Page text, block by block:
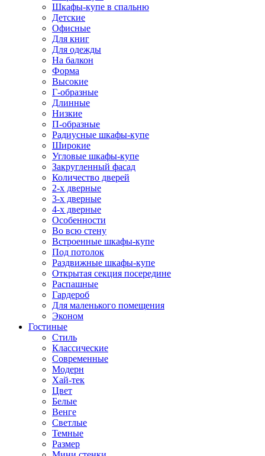
Шкафы-купе в спальню
Детские
Офисные
Для книг
Для одежды
На балкон
Форма
Высокие
Г-образные
Длинные
Низкие
П-образные
Радиусные шкафы-купе
Широкие
Угловые шкафы-купе
Закругленный фасад
Количество дверей
2-х дверные
3-х дверные
4-х дверные
Особенности
Во всю стену
Встроенные шкафы-купе
Под потолок
Раздвижные шкафы-купе
Открытая секция посередине
Распашные
Гардероб
Для маленького помещения
Эконом
Гостиные
Стиль
Классические
Современные
Модерн
Хай-тек
Цвет
Белые
Венге
Светлые
Темные
Размер